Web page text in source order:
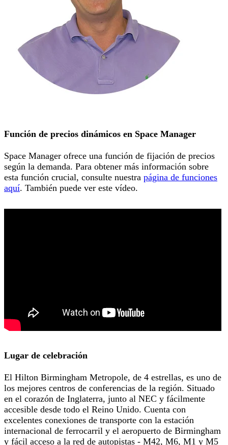
Función de precios dinámicos en Space Manager
Space Manager ofrece una función de fijación de precios
según la demanda. Para obtener más información sobre
esta función crucial, consulte nuestra página de funciones
aquí. También puede ver este vídeo.
Lugar de celebración
El Hilton Birmingham Metropole, de 4 estrellas, es uno de
los mejores centros de conferencias de la región. Situado
en el corazón de Inglaterra, junto al NEC y fácilmente
accesible desde todo el Reino Unido. Cuenta con
excelentes conexiones de transporte con la estación
internacional de ferrocarril y el aeropuerto de Birmingham
y fácil acceso a la red de autopistas - M42, M6, M1 y M5